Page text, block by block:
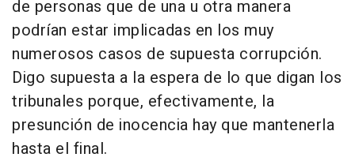
de personas que de una u otra manera
podrían estar implicadas en los muy
numerosos casos de supuesta corrupción.
Digo supuesta a la espera de lo que digan los
tribunales porque, efectivamente, la
presunción de inocencia hay que mantenerla
hasta el final.